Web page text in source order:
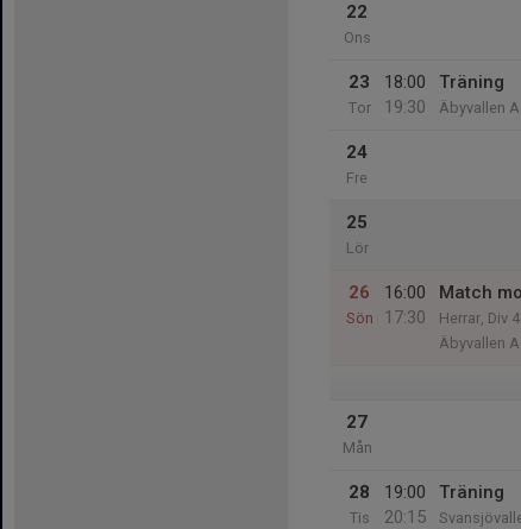
22
Ons
23
Tor
18:00
19:30
Träning
Äbyvallen A
24
Fre
25
Lör
26
Sön
16:00
17:30
Match
Herrar, Div
Äbyvallen A
27
Mån
28
Tis
19:00
20:15
Träning